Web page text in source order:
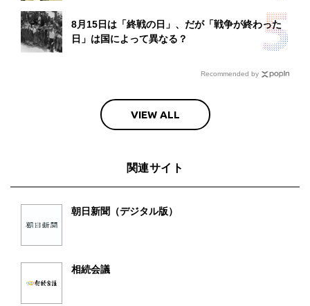
8月15日は「終戦の日」、だが「戦争が終わった
日」は国によって異なる？
Recommended by
VIEW ALL
関連サイト
朝日新聞（デジタル版）
相続会議